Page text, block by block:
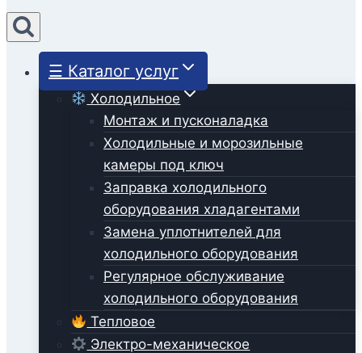
☰ Каталог услуг
Холодильное
Монтаж и пусконаладка
Холодильные и морозильные
камеры под ключ
Заправка холодильного
оборудования хладагентами
Замена уплотнителей для
холодильного оборудования
Регулярное обслуживание
холодильного оборудования
Тепловое
Электро-механическое